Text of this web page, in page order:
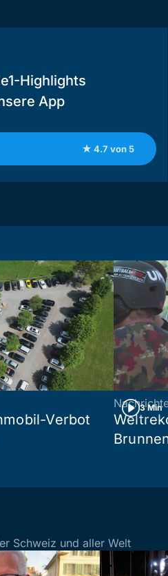
Highlights
App
★ 4.7 von 5
Verbot
3 Min
Schweiz und aller Welt